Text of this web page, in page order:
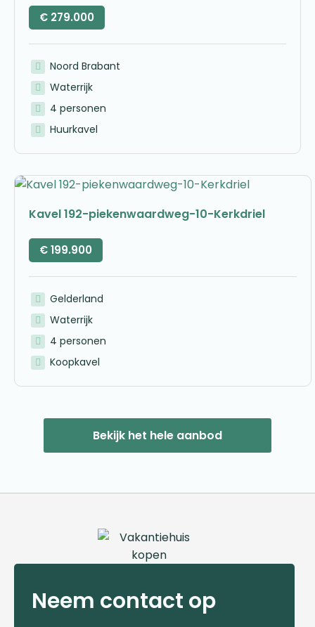
€ 279.000
Noord Brabant
Waterrijk
4 personen
Huurkavel
Kavel 192-piekenwaardweg-10-Kerkdriel
€199.900
Gelderland
Waterrijk
4 personen
Koopkavel
Bekijk het hele aanbod
Neem contact op